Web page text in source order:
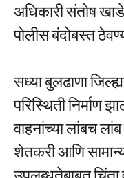
अधिकारी संतोष खाडे
पोलीस बंदोबस्त
सध्या बुलढाणा
परिस्थिती निर्माण
वाहनांच्या लांबच
शेतकरी आणि